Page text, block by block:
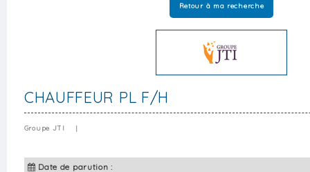
Retour à ma recherche
CHAUFFEUR PL F/H
Groupe JTI |
Date de parution :